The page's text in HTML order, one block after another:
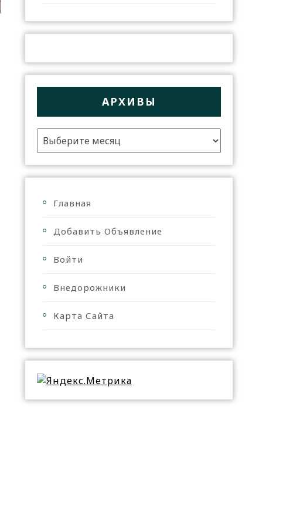
АРХИВЫ
Главная
Добавить Объявление
Войти
Внедорожники
Карта Сайта